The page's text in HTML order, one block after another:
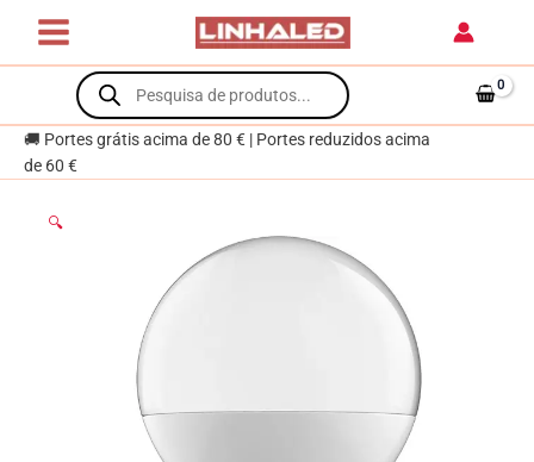
content
Products
search
🚚 Portes grátis acima de 80 € | Portes reduzidos acima
de 60 €
🔍
Esférica
EVOLUTION
3000K
450lm
Branca-